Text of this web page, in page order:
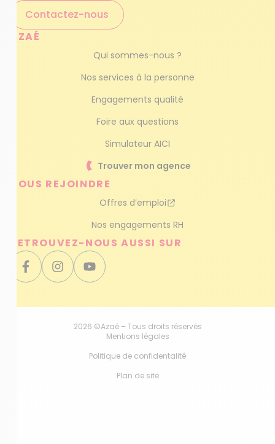
Contactez-nous
AZAÉ
Qui sommes-nous ?
Nos services à la personne
Engagements qualité
Foire aux questions
Simulateur AICI
Trouver mon agence
NOUS REJOINDRE
Offres d’emploi
Nos engagements RH
RETROUVEZ-NOUS AUSSI SUR
2026 ©Azaé – Tous droits réservés
Mentions légales
Politique de confidentalité
Plan de site